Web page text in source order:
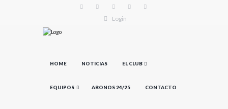
Login
HOME NOTICIAS EL CLUB
EQUIPOS ABONOS 24/25 CONTACTO